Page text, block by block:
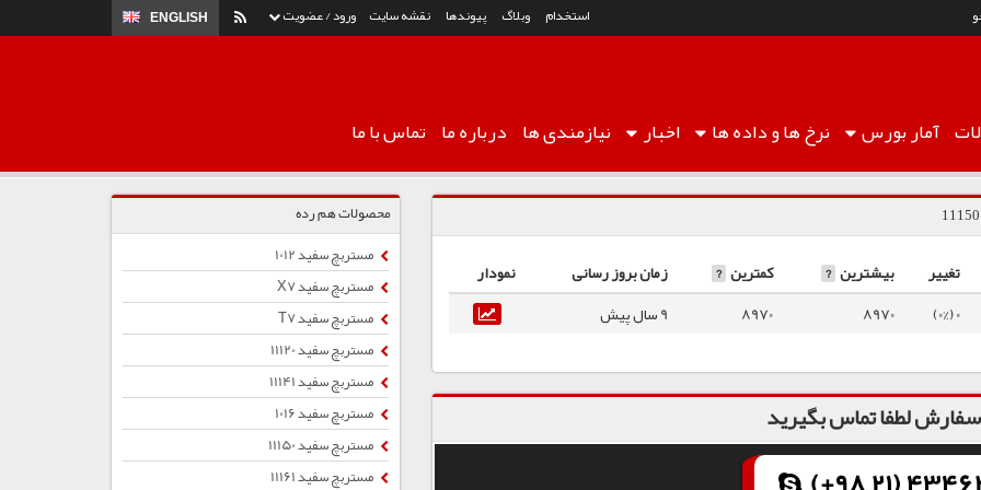
ورود / عضویت ENGLISH استخدام وبلاگ پیوندها نقشه سایت
آماربورس نرخ هاو داده ها اخبار نیازمندی ها درباره ما تماس با ما
تغییر بیشترین ? کمترین ? زمان بروز رسانی
نمودار
0 (0%)
8970
8970 9 سال پیش
لطفا تماس بگیرید
محصولات هم رده
مستربچ سفید 1012
مستربچ سفید X7
مستربچ سفید T7
مستربچ سفید 11120
مستربچ سفید 11141
مستربچ سفید 1016
مستربچ سفید 11150
مستربچ سفید 11161